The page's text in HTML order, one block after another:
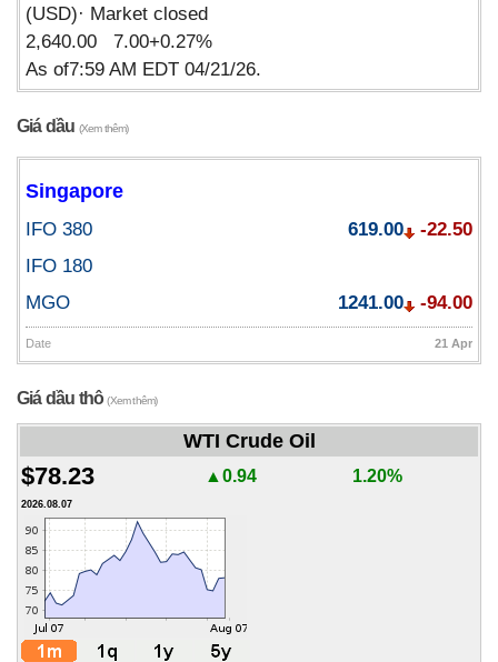
(USD)· Market closed
2,640.00 7.00+0.27%
As of7:59 AM EDT 04/21/26.
Giá dầu (Xem thêm)
Singapore
IFO 380 619.00
-22.50
IFO 180
MGO
1241.00 -94.00
Date 21 Apr
Giá dầu thô(Xem thêm)
WTI Crude Oil
$78.23 ▲0.94 1.20%
2026.08.07